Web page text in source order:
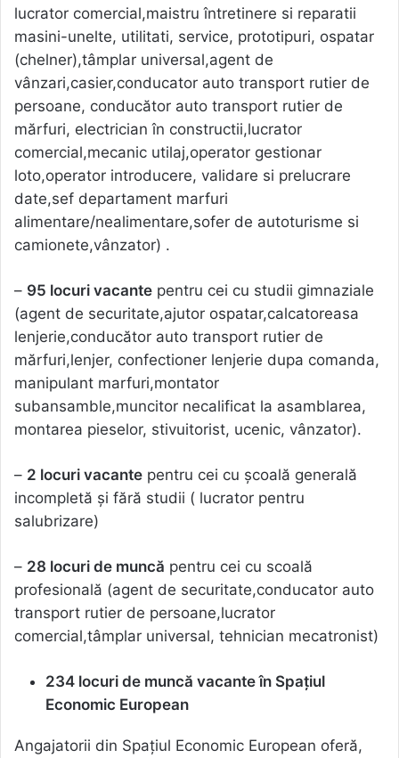
lucrator comercial,maistru întretinere si reparatii
masini-unelte, utilitati, service, prototipuri, ospatar
(chelner),tâmplar universal,agent de
vânzari,casier,conducator auto transport rutier de
persoane, conducător auto transport rutier de
mărfuri, electrician în constructii,lucrator
comercial,mecanic utilaj,operator gestionar
loto,operator introducere, validare si prelucrare
date,sef departament marfuri
alimentare/nealimentare,sofer de autoturisme si
camionete,vânzator) .
– 95 locuri vacante pentru cei cu studii gimnaziale
(agent de securitate,ajutor ospatar,calcatoreasa
lenjerie,conducător auto transport rutier de
mărfuri,lenjer, confectioner lenjerie dupa comanda,
manipulant marfuri,montator
subansamble,muncitor necalificat la asamblarea,
montarea pieselor, stivuitorist, ucenic, vânzator).
– 2 locuri vacante pentru cei cu școală generală
incompletă și fără studii ( lucrator pentru
salubrizare)
– 28 locuri de muncă pentru cei cu scoală
profesională (agent de securitate,conducator auto
transport rutier de persoane,lucrator
comercial,tâmplar universal, tehnician mecatronist)
234 locuri de muncă vacante în Spaţiul
Economic European
Angajatorii din Spaţiul Economic European oferă,